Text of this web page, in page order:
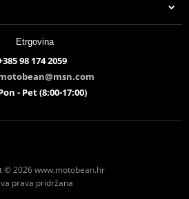
Etrgovina
98 174 2059
- Pet (8:00-17:00)
© 2026 www.motobean.hr
prava pridržana